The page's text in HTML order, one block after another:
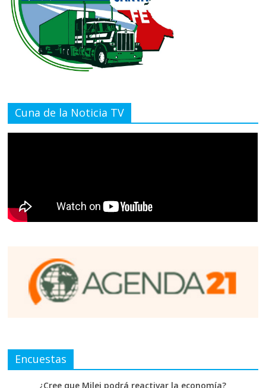
Cuna de la Noticia TV
Encuestas
¿Cree que Milei podrá reactivar la economía?